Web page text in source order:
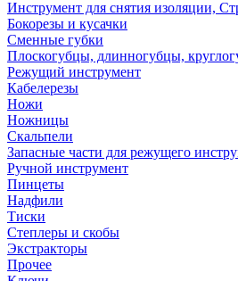
Инструмент для снятия изоляции,
Бокорезы и кусачки
Сменные губки
Плоскогубцы, длинногубцы,
Режущий инструмент
Кабелерезы
Ножи
Ножницы
Скальпели
Запасные части для режущего
Ручной инструмент
Пинцеты
Надфили
Тиски
Степлеры и скобы
Экстракторы
Прочее